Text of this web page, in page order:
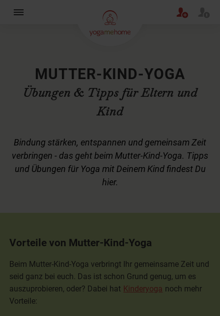
MUTTER-KIND-YOGA
Übungen & Tipps für Eltern und
Kind
Bindung stärken, entspannen und gemeinsam Zeit
verbringen - das geht beim Mutter-Kind-Yoga. Tipps
und Übungen für Yoga mit Deinem Kind findest Du
hier.
Vorteile von Mutter-Kind-Yoga
Beim Mutter-Kind-Yoga verbringt Ihr gemeinsame Zeit und
seid ganz bei euch. Das ist schon Grund genug, um es
auszuprobieren, oder? Dabei hat Kinderyoga noch mehr
Vorteile: